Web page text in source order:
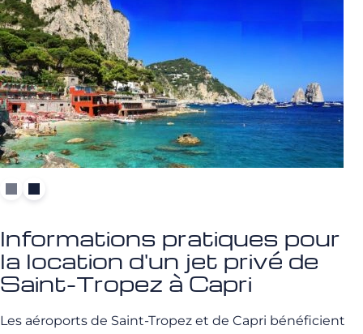
Informations pratiques pour
la location d'un jet privé de
Saint-Tropez à Capri
Les aéroports de Saint-Tropez et de Capri bénéficient